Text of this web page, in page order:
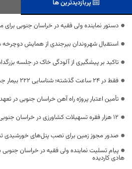
پربازدیدترین ها
دستور نماینده ولی فقیه در خراسان جنوبی برای
استقبال شهروندان بیرجندی از همایش دوچرخه
تاکید بر پیشگیری از آلودگی خاک در جلسه
فقط در 24 ساعت گذشته؛ شناسایی 222 بیمار جدید کرونا در خراسان جنوبی
تأمین اعتبار پروژه راه آهن خراسان جنوبی در
12 هزار فقره تسهیلات کشاورزی در خراسان جنوبی پرداخت شد
صدور مجوز زمین برای نصب پنل‌های خورشیدی
پیام تسلیت نماینده ولی فقیه در خراسان
هادی کاردیده